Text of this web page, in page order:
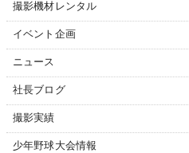
撮影機材レンタル
イベント企画
ニュース
社長ブログ
撮影実績
少年野球大会情報